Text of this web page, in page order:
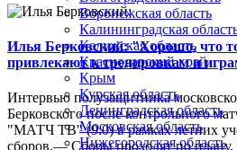
Илья Берковский: "Хорошо, что
привлекают к тренировкам и
Интервью полузащитника
Берковского после контрольного
"МАТЧ ТВ" (9:0) в рамках летних
сборов.— Сборы проходят по плану.
Воронежская область
Калининградская
Калужская область
Краснодарский край
Крым
Курская область
Ленинградская область
Московская область
Нижегородская область